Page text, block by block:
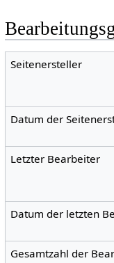
Seitenersteller
Datum der
Letzter Bearbeiter
Datum der letzten
Gesamtzahl der